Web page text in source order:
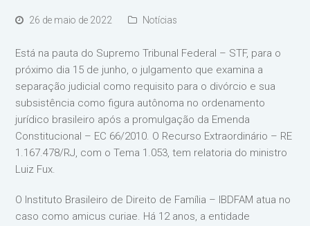
26 de maio de 2022 Notícias
Está na pauta do Supremo Tribunal Federal – STF, para o
próximo dia 15 de junho, o julgamento que examina a
separação judicial como requisito para o divórcio e sua
subsistência como figura autônoma no ordenamento
jurídico brasileiro após a promulgação da Emenda
Constitucional – EC 66/2010. O Recurso Extraordinário – RE
1.167.478/RJ, com o Tema 1.053, tem relatoria do ministro
Luiz Fux.
O Instituto Brasileiro de Direito de Família – IBDFAM atua no
caso como amicus curiae. Há 12 anos, a entidade